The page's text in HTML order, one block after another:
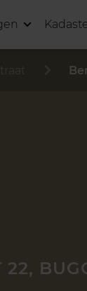
22,